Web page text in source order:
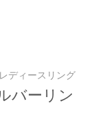
レディースリング
バーリン